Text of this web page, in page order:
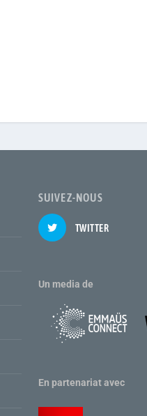
SUIVEZ-NOUS
TWITTER
Un media de
En partenariat avec